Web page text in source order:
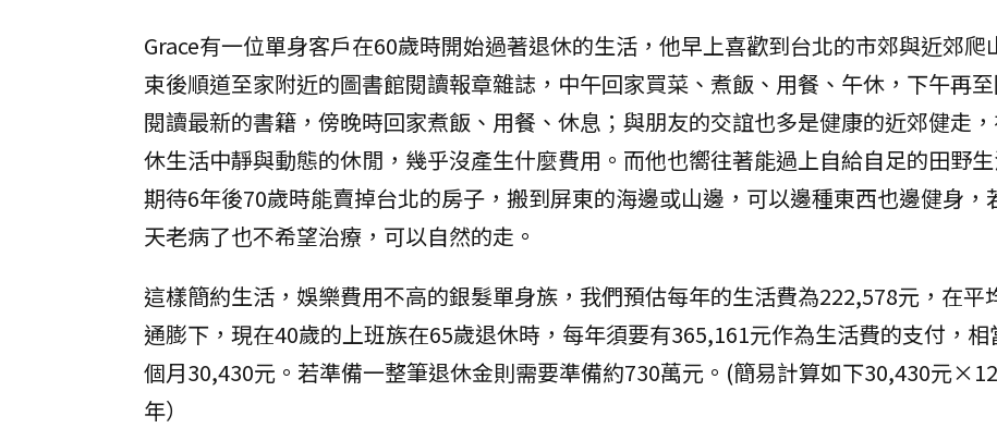
Grace有一位單身客戶在60歲時開始過著退休的生活，他早上喜歡到台北的市郊與近郊爬
束後順道至家附近的圖書館閱讀報章雜誌，中午回家買菜、煮飯、用餐、午休，下午再
閱讀最新的書籍，傍晚時回家煮飯、用餐、休息；與朋友的交誼也多是健康的近郊健走
休生活中靜與動態的休閒，幾乎沒產生什麼費用。而他也嚮往著能過上自給自足的田野
期待6年後70歲時能賣掉台北的房子，搬到屏東的海邊或山邊，可以邊種東西也邊健身，
天老病了也不希望治療，可以自然的走。
這樣簡約生活，娛樂費用不高的銀髮單身族，我們預估每年的生活費為222,578元，在平
通膨下，現在40歲的上班族在65歲退休時，每年須要有365,161元作為生活費的支付，相
個月30,430元。若準備一整筆退休金則需要準備約730萬元。(簡易計算如下30,430元
年）